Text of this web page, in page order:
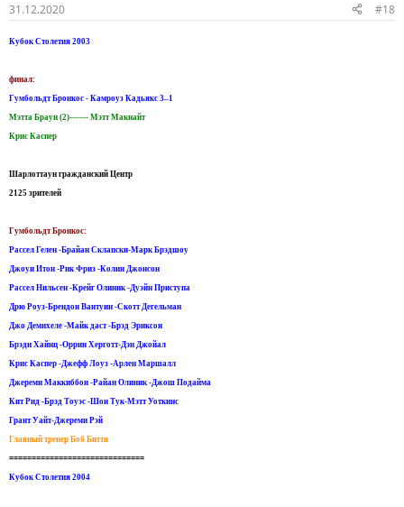
31.12.2020 #18
Кубок Столетия 2003
финал:
Гумбольдт Бронкос - Камроуз Кадьякс 3–1
Мэтта Браун (2)------- Мэтт Макнайт
Крис Каспер
Шарлоттаун гражданский Центр
2125 зрителей
Гумбольдт Бронкос:
Рассел Гелен -Брайан Склапски-Марк Брэдшоу
Джоуи Итон -Рик Фриз -Колин Джонсон
Рассел Нильсен -Крейг Олиник -Дуэйн Приступа
Дрю Роуз-Брендон Вантуин -Скотт Дегельман
Джо Демихеле -Майк даст -Брэд Эриксон
Брэди Хайнц -Оррин Херготт-Дэн Джойал
Крис Каспер -Джефф Лоуз -Арлен Маршалл
Джереми Маккиббон ​​-Райан Олиник -Джош Подайма
Кит Рид -Брэд Тоуэс -Шон Тук-Мэтт Уоткинс
Грант Уайт-Джереми Рэй
Главный тренер Боб Битти
==============================
Кубок Столетия 2004